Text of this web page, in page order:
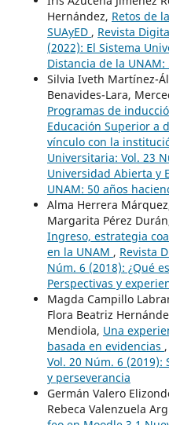
Hernández, Retos de
SUAyED , Revista
(2022): El Sistema
Distancia de la
Silvia Iveth Martínez-
Benavides-Lara,
Programas de
Educación Superior a
vínculo con la
Universitaria: Vol. 23
Universidad Abierta y
UNAM: 50 años
Alma Herrera
Margarita Pérez
Ingreso, estrategia
en la UNAM , Revista
Núm. 6 (2018): ¿Qué
Perspectivas y
Magda Campillo
Flora Beatriz
Mendiola, Una
basada en evidencias ,
Vol. 20 Núm. 6
y perseverancia
Germán Valero
Rebeca Valenzuela